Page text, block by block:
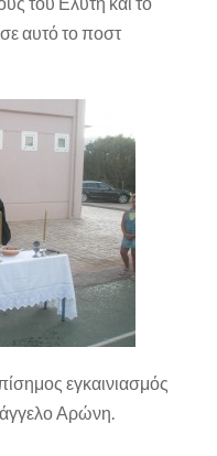
αυτό το ποστ
εγκαινιασμός
Αρώνη.